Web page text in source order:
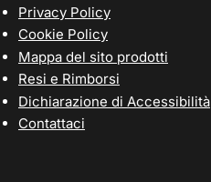
Privacy Policy
Cookie Policy
Mappa del sito prodotti
Resi e Rimborsi
Dichiarazione di Accessibilità
Contattaci